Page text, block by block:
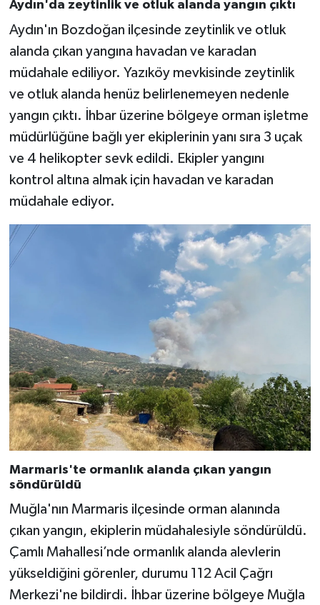
Aydın'da zeytinlik ve otluk alanda yangın çıktı
Aydın'ın Bozdoğan ilçesinde zeytinlik ve otluk
alanda çıkan yangına havadan ve karadan
müdahale ediliyor. Yazıköy mevkisinde zeytinlik
ve otluk alanda henüz belirlenemeyen nedenle
yangın çıktı. İhbar üzerine bölgeye orman işletme
müdürlüğüne bağlı yer ekiplerinin yanı sıra 3 uçak
ve 4 helikopter sevk edildi. Ekipler yangını
kontrol altına almak için havadan ve karadan
müdahale ediyor.
Marmaris'te ormanlık alanda çıkan yangın
söndürüldü
Muğla'nın Marmaris ilçesinde orman alanında
çıkan yangın, ekiplerin müdahalesiyle söndürüldü.
Çamlı Mahallesi’nde ormanlık alanda alevlerin
yükseldiğini görenler, durumu 112 Acil Çağrı
Merkezi'ne bildirdi. İhbar üzerine bölgeye Muğla